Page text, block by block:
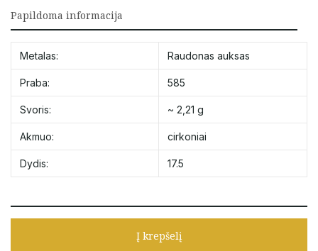
Papildoma informacija
Metalas: Raudonas auksas
Praba: 585
Svoris: ~ 2,21 g
Akmuo: cirkoniai
Dydis: 17.5
Į krepšelį